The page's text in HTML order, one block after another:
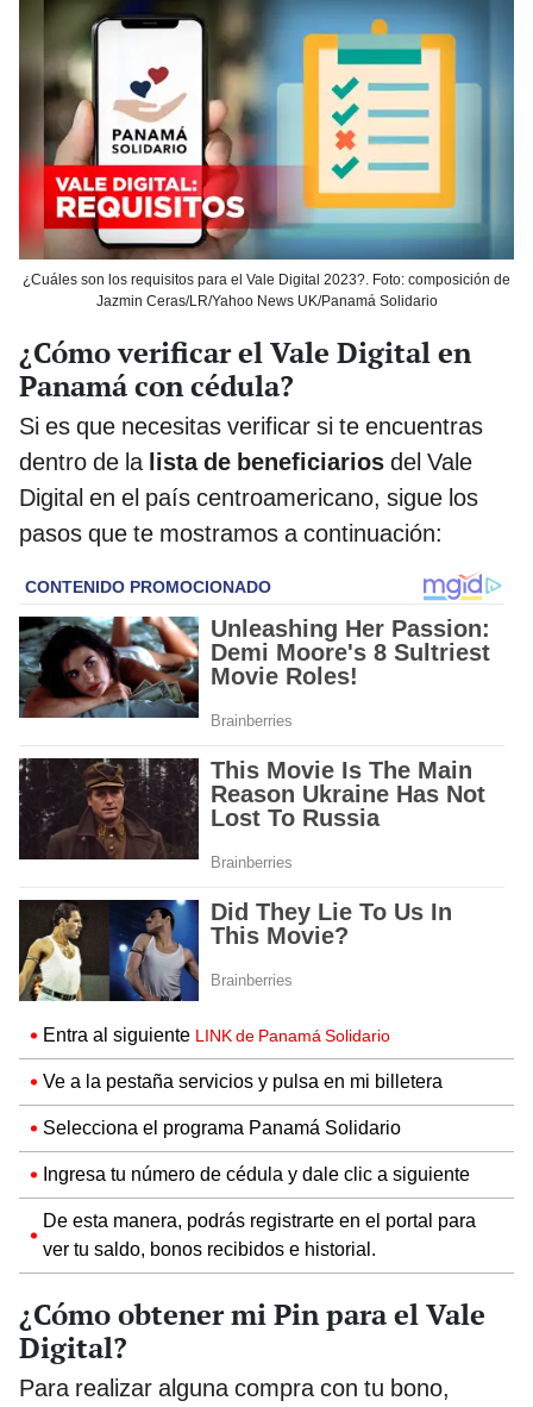
¿Cuáles son los requisitos para el Vale Digital 2023?. Foto: composición de
Jazmin Ceras/LR/Yahoo News UK/Panamá Solidario
¿Cómo verificar el Vale Digital en
Panamá con cédula?
Si es que necesitas verificar si te encuentras
dentro de la lista de beneficiarios del Vale
Digital en el país centroamericano, sigue los
pasos que te mostramos a continuación:
Entra al siguiente LINK de Panamá Solidario
Ve a la pestaña servicios y pulsa en mi billetera
Selecciona el programa Panamá Solidario
Ingresa tu número de cédula y dale clic a siguiente
De esta manera, podrás registrarte en el portal para
ver tu saldo, bonos recibidos e historial.
¿Cómo obtener mi Pin para el Vale
Digital?
Para realizar alguna compra con tu bono,